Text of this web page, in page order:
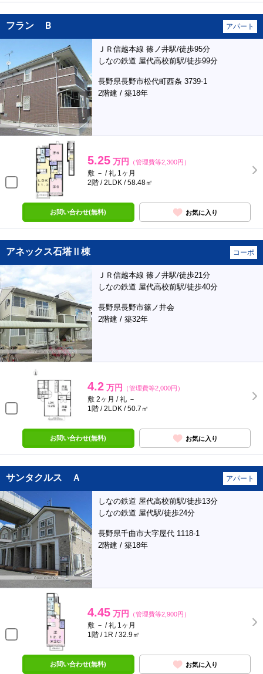
フラン Ｂ アパート
ＪＲ信越本線 篠ノ井駅/徒歩95分
しなの鉄道 屋代高校前駅/徒歩99分
長野県長野市松代町西条 3739-1
2階建 / 築18年
5.25 万円 （管理費等2,300円）
敷 － / 礼 1ヶ月
2階 / 2LDK / 58.48㎡
お問い合わせ(無料) お気に入り
アネックス石塔Ⅱ棟 コーポ
ＪＲ信越本線 篠ノ井駅/徒歩21分
しなの鉄道 屋代高校前駅/徒歩40分
長野県長野市篠ノ井会
2階建 / 築32年
4.2 万円 （管理費等2,000円）
敷 2ヶ月 / 礼 －
1階 / 2LDK / 50.7㎡
お問い合わせ(無料) お気に入り
サンタクルス Ａ アパート
しなの鉄道 屋代高校前駅/徒歩13分
しなの鉄道 屋代駅/徒歩24分
長野県千曲市大字屋代 1118-1
2階建 / 築18年
4.45 万円 （管理費等2,900円）
敷 － / 礼 1ヶ月
1階 / 1R / 32.9㎡
お問い合わせ(無料) お気に入り